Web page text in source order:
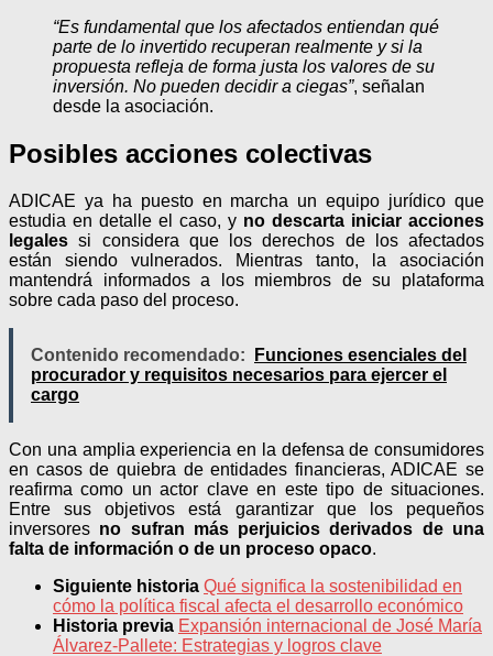
“Es fundamental que los afectados entiendan qué
parte de lo invertido recuperan realmente y si la
propuesta refleja de forma justa los valores de su
inversión. No pueden decidir a ciegas”, señalan
desde la asociación.
Posibles acciones colectivas
ADICAE ya ha puesto en marcha un equipo jurídico que
estudia en detalle el caso, y no descarta iniciar acciones
legales si considera que los derechos de los afectados
están siendo vulnerados. Mientras tanto, la asociación
mantendrá informados a los miembros de su plataforma
sobre cada paso del proceso.
Contenido recomendado:
Funciones esenciales del
procurador y requisitos necesarios para ejercer el
cargo
Con una amplia experiencia en la defensa de consumidores
en casos de quiebra de entidades financieras, ADICAE se
reafirma como un actor clave en este tipo de situaciones.
Entre sus objetivos está garantizar que los pequeños
inversores no sufran más perjuicios derivados de una
falta de información o de un proceso opaco.
Siguiente historia Qué significa la sostenibilidad en
cómo la política fiscal afecta el desarrollo económico
Historia previa Expansión internacional de José María
Álvarez-Pallete: Estrategias y logros clave